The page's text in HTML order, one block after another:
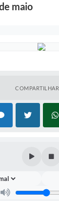
maio
COMPARTILHAR